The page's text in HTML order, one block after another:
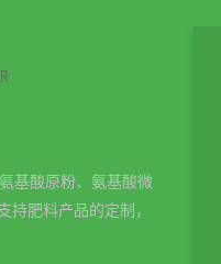
基酸原粉、氨基酸微
持肥料产品的定制，